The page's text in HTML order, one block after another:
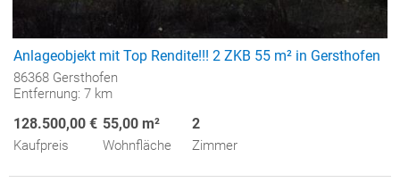
Anlageobjekt mit Top Rendite!!! 2 ZKB 55 m² in Gersthofen
86368 Gersthofen
Entfernung: 7 km
128.500,00 €
Kaufpreis
55,00 m²
Wohnfläche
2
Zimmer